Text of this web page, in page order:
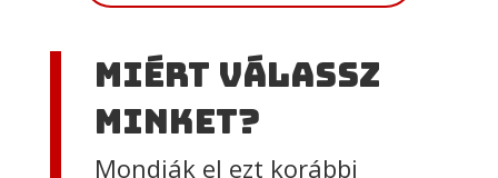
Miért válassz
minket?
Mondják el ezt korábbi